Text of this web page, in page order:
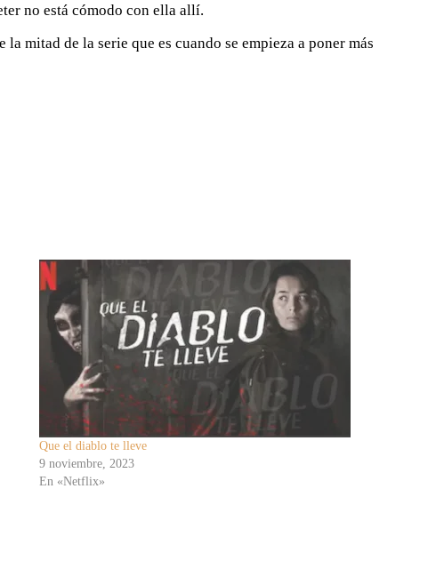
no está cómodo con ella allí.
mitad de la serie que es cuando se empieza a poner más
Que el diablo te lleve
9 noviembre, 2023
En «Netflix»